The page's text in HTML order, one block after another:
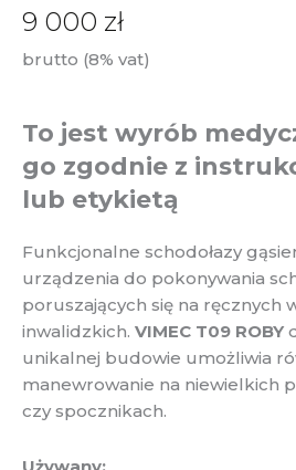
9 000 zł
brutto (8% vat)
To jest wyrób
go zgodnie z
lub etykietą
Funkcjonalne schodołazy
urządzenia do pokonywania
poruszających się na ręcznych
inwalidzkich. VIMEC T09 ROBY
unikalnej budowie umożliwia
manewrowanie na niewielkich
czy spocznikach.